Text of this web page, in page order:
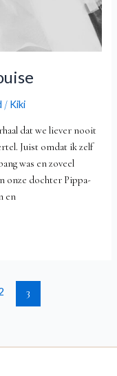
/ Kiki
dat we liever nooit
Juist omdat ik zelf
was en zoveel
onze dochter Pippa-
en
3